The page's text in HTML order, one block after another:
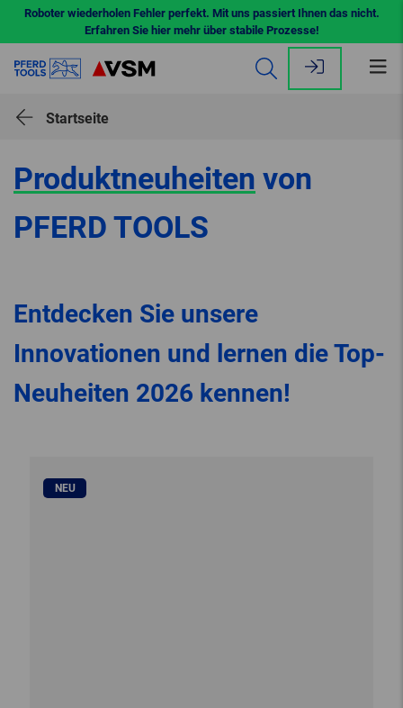
Roboter wiederholen Fehler perfekt. Mit uns passiert Ihnen das nicht.
Erfahren Sie hier mehr über stabile Prozesse!
Startseite
Produktneuheiten von
PFERD TOOLS
Entdecken Sie unsere
Innovationen und lernen die Top-
Neuheiten 2026 kennen!
NEU